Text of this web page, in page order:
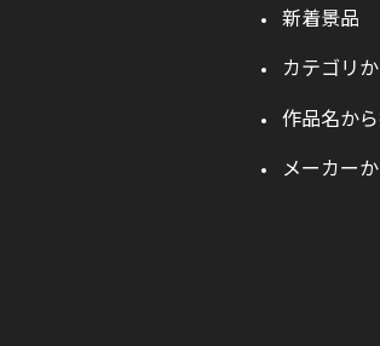
新着景品
カテゴリ
作品名か
メーカー